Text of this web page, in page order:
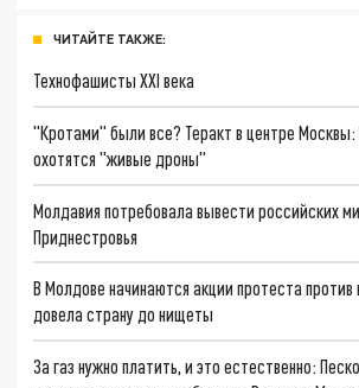
ЧИТАЙТЕ ТАКЖЕ:
Технофашисты XXI века
"Кротами" были все? Теракт в центре Москвы:
охотятся "живые дроны"
Молдавия потребовала вывести российских
Приднестровья
В Молдове начинаются акции протеста против
довела страну до нищеты
За газ нужно платить, и это естественно: